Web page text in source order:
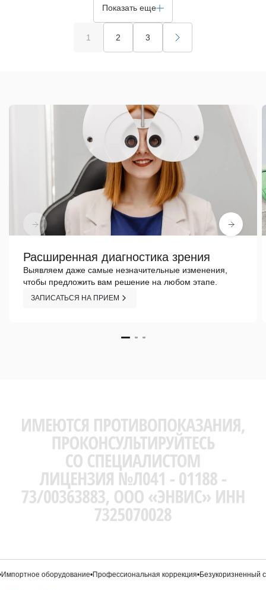
Показать еще
1 2 3
Расширенная диагностика зрения
Выявляем даже самые незначительные изменения,
чтобы предложить вам решение на любом этапе.
ЗАПИСАТЬСЯ НА ПРИЕМ
оборудование•Профессиональная коррекция•Безукоризненный стиль